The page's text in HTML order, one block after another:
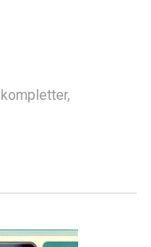
kompletter,